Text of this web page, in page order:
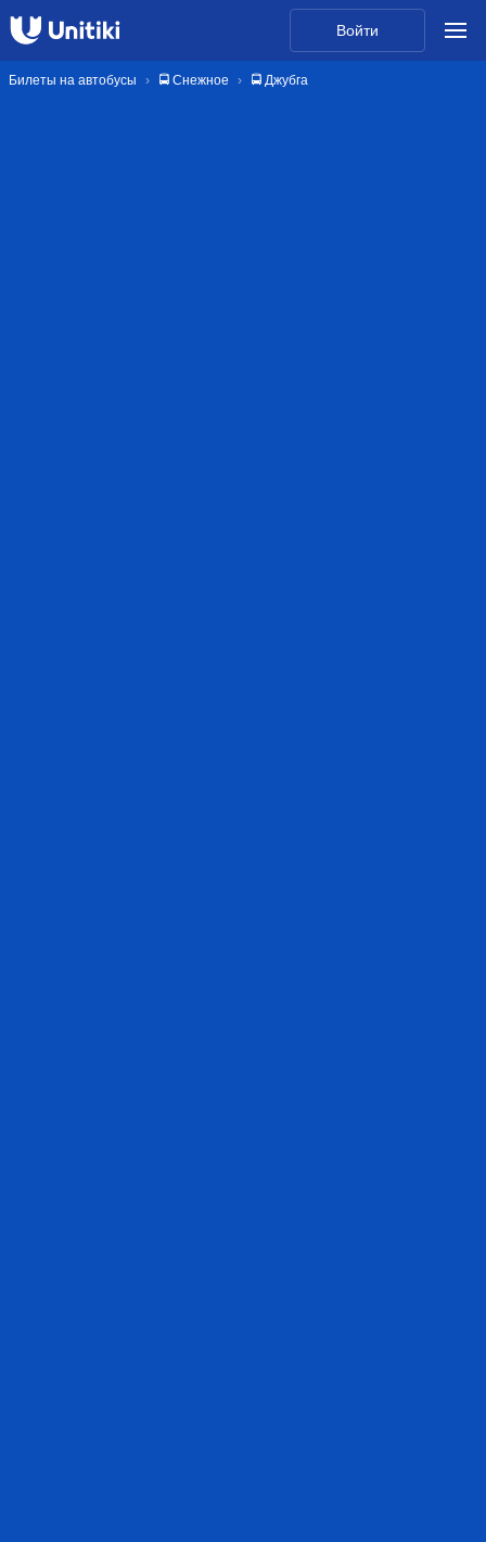
Войти
Билеты на автобусы 🚍 Снежное 🚍 Джубга